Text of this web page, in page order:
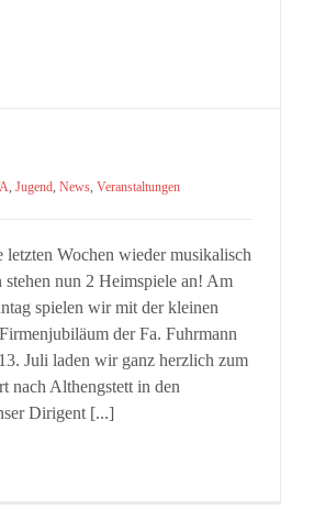
, Jugend, News, Veranstaltungen
Wochen wieder musikalisch
stehen nun 2 Heimspiele an! Am
spielen wir mit der kleinen
der Fa. Fuhrmann
Juli laden wir ganz herzlich zum
nach Althengstett in den
Dirigent [...]